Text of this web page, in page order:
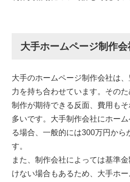
大手ホームページ制作
大手のホームページ制作会社は
力を持ち合わせています。その
制作が期待できる反面、費用も
多いです。大手制作会社にホー
る場合、一般的には300万円から
す。
また、制作会社によっては基準
けない場合もあるため、大手ホ